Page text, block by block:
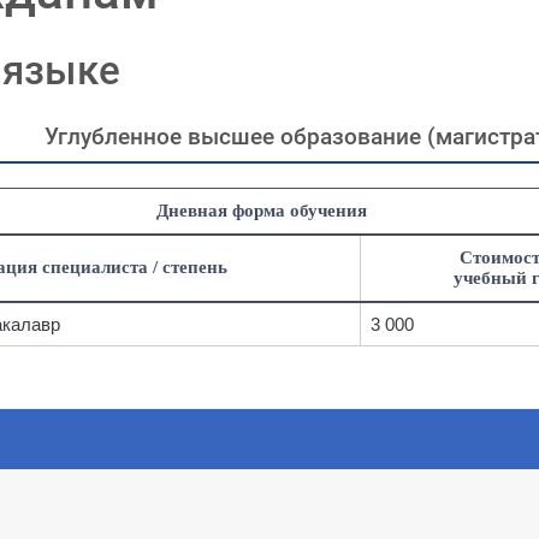
Углубленное высшее образование
Дневная форма обучения
специалиста / степень
учебный
3 000